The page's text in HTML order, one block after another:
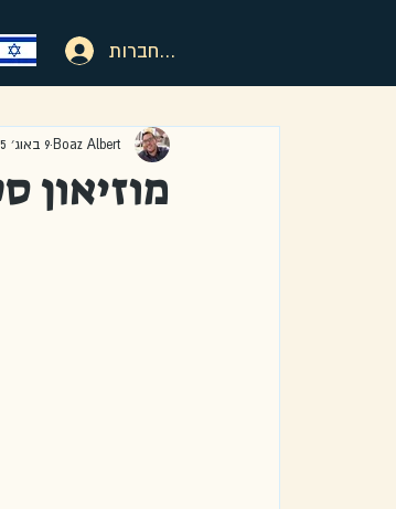
להתחברות
מוזיאון
Boaz Albert 9 באוג׳ 2025